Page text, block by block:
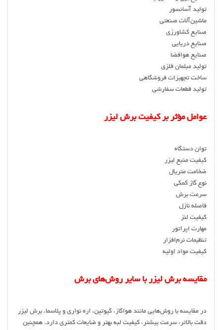
تولید آسانسور
ماشین‌آلات صنعتی
صنایع کشاورزی
صنایع دریایی
صنایع هوافضا
تولید مبلمان فلزی
ساخت تجهیزات فروشگاهی
تولید قطعات سفارشی
عوامل مؤثر بر کیفیت برش لیزر
توان دستگاه
کیفیت منبع لیزر
ضخامت متریال
نوع گاز کمکی
سرعت برش
فاصله نازل
کیفیت لنز
مهارت اپراتور
تنظیمات نرم‌افزار
کیفیت مواد اولیه
مقایسه برش لیزر با سایر روش‌های برش
در مقایسه با روش‌هایی مانند هواگاز، گیوتین، اره نواری و پلاسما، برش لیزر
دقت بالاتر، سرعت بیشتر، کیفیت لبه بهتر و ضایعات کمتری دارد. همچنین